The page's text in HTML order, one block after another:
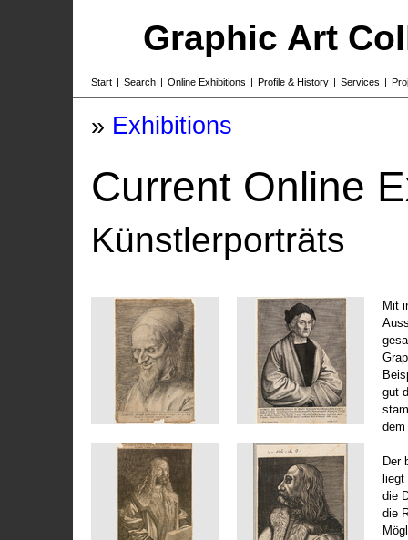
Graphic Art
Start | Search | Online Exhibitions | Profile & History | Services |
» Exhibitions
Current Online
Künstlerporträts
Mit
gut
dem
Der
die
die